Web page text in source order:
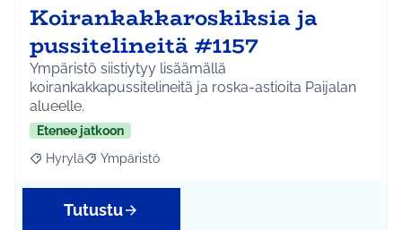
Koirankakkaroskiksia ja
pussitelineitä #1157
Ympäristö siistiytyy lisäämällä
koirankakkapussitelineitä ja roska-astioita Paijalan
alueelle.
Etenee jatkoon
Rajaa tulokset aihepiirin mukaan: Hyrylä
Hyrylä Rajaa tulokset teeman mukaan: Ympäristö
Ympäristö
Tutustu